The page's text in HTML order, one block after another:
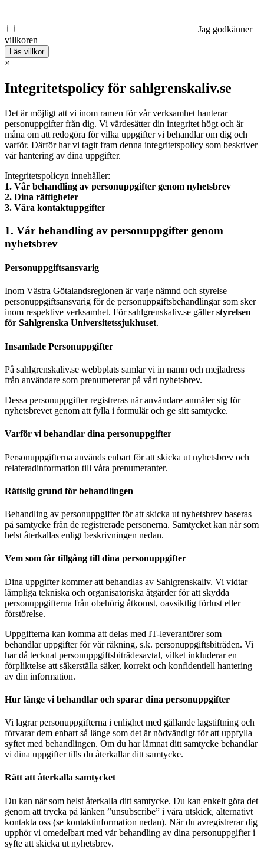
Jag godkänner
villkoren
Läs villkor
×
Integritetspolicy för sahlgrenskaliv.se
Det är möjligt att vi inom ramen för vår verksamhet hanterar
personuppgifter från dig. Vi värdesätter din integritet högt och är
måna om att redogöra för vilka uppgifter vi behandlar om dig och
varför. Därför har vi tagit fram denna integritetspolicy som beskriver
vår hantering av dina uppgifter.
Integritetspolicyn innehåller:
1. Vår behandling av personuppgifter genom nyhetsbrev
2. Dina rättigheter
3. Våra kontaktuppgifter
1. Vår behandling av personuppgifter genom
nyhetsbrev
Personuppgiftsansvarig
Inom Västra Götalandsregionen är varje nämnd och styrelse
personuppgiftsansvarig för de personuppgiftsbehandlingar som sker
inom respektive verksamhet. För sahlgrenskaliv.se gällerstyrelsen
för Sahlgrenska Universitetssjukhuset.
Insamlade Personuppgifter
På sahlgrenskaliv.se webbplats samlar vi in namn och mejladress
från användare som prenumererar på vårt nyhetsbrev.
Dessa personuppgifter registreras när användare anmäler sig för
nyhetsbrevet genom att fylla i formulär och ge sitt samtycke.
Varför vi behandlar dina personuppgifter
Personuppgifterna används enbart för att skicka ut nyhetsbrev och
relateradinformation till våra prenumeranter.
Rättslig grund för behandlingen
Behandling av personuppgifter för att skicka ut nyhetsbrev baseras
på samtycke från de registrerade personerna. Samtycket kan när som
helst återkallas enligt beskrivningen nedan.
Vem som får tillgång till dina personuppgifter
Dina uppgifter kommer att behandlas av Sahlgrenskaliv. Vi vidtar
lämpliga tekniska och organisatoriska åtgärder för att skydda
personuppgifterna från obehörig åtkomst, oavsiktlig förlust eller
förstörelse.
Uppgifterna kan komma att delas med IT-leverantörer som
behandlar uppgifter för vår räkning, s.k. personuppgiftsbiträden. Vi
har då tecknat personuppgiftsbiträdesavtal, vilket inkluderar en
förpliktelse att säkerställa säker, korrekt och konfidentiell hantering
av din information.
Hur länge vi behandlar och sparar dina personuppgifter
Vi lagrar personuppgifterna i enlighet med gällande lagstiftning och
förvarar dem enbart så länge som det är nödvändigt för att uppfylla
syftet med behandlingen. Om du har lämnat ditt samtycke behandlar
vi dina uppgifter tills du återkallar ditt samtycke.
Rätt att återkalla samtycket
Du kan när som helst återkalla ditt samtycke. Du kan enkelt göra det
genom att trycka på länken ”unsubscribe” i våra utskick, alternativt
kontakta oss (se kontaktinformation nedan). När du avregistrerar dig
upphör vi omedelbart med vår behandling av dina personuppgifter i
syfte att skicka ut nyhetsbrev.